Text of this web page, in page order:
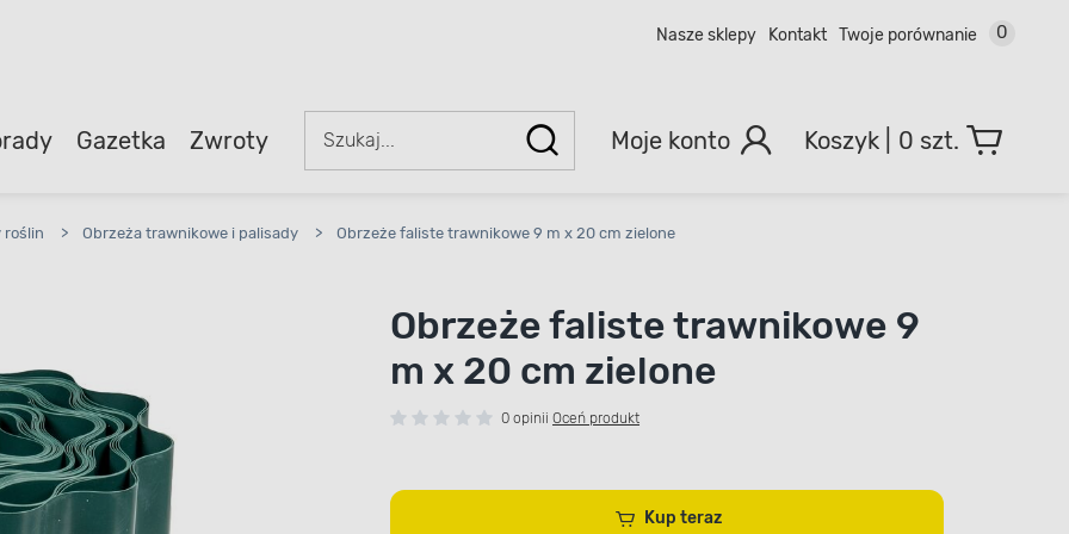
Nasze sklepy Kontakt Twoje porównanie 0
Gazetka Zwroty Moje konto 0 szt.
roślin > Obrzeża trawnikowe i palisady > Obrzeże faliste trawnikowe 9 m x 20 cm zielone
Obrzeże faliste trawnikowe 9
m x 20 cm zielone
0 opinii Oceń produkt
Kup teraz